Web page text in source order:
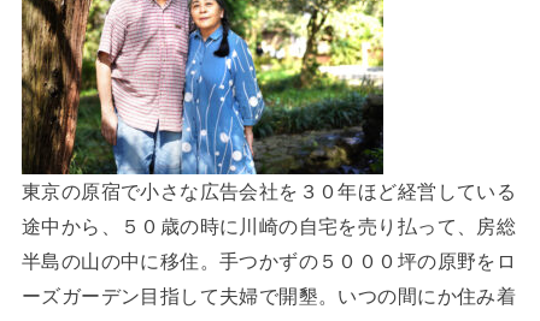
東京の原宿で小さな広告会社を３０年ほど経営している
途中から、５０歳の時に川崎の自宅を売り払って、房総
半島の山の中に移住。手つかずの５０００坪の原野をロ
ーズガーデン目指して夫婦で開墾。いつの間にか住み着